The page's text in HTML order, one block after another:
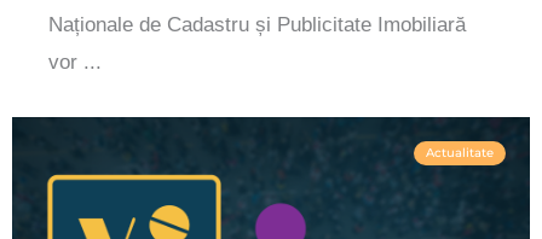
Naționale de Cadastru și Publicitate Imobiliară
vor ...
Actualitate